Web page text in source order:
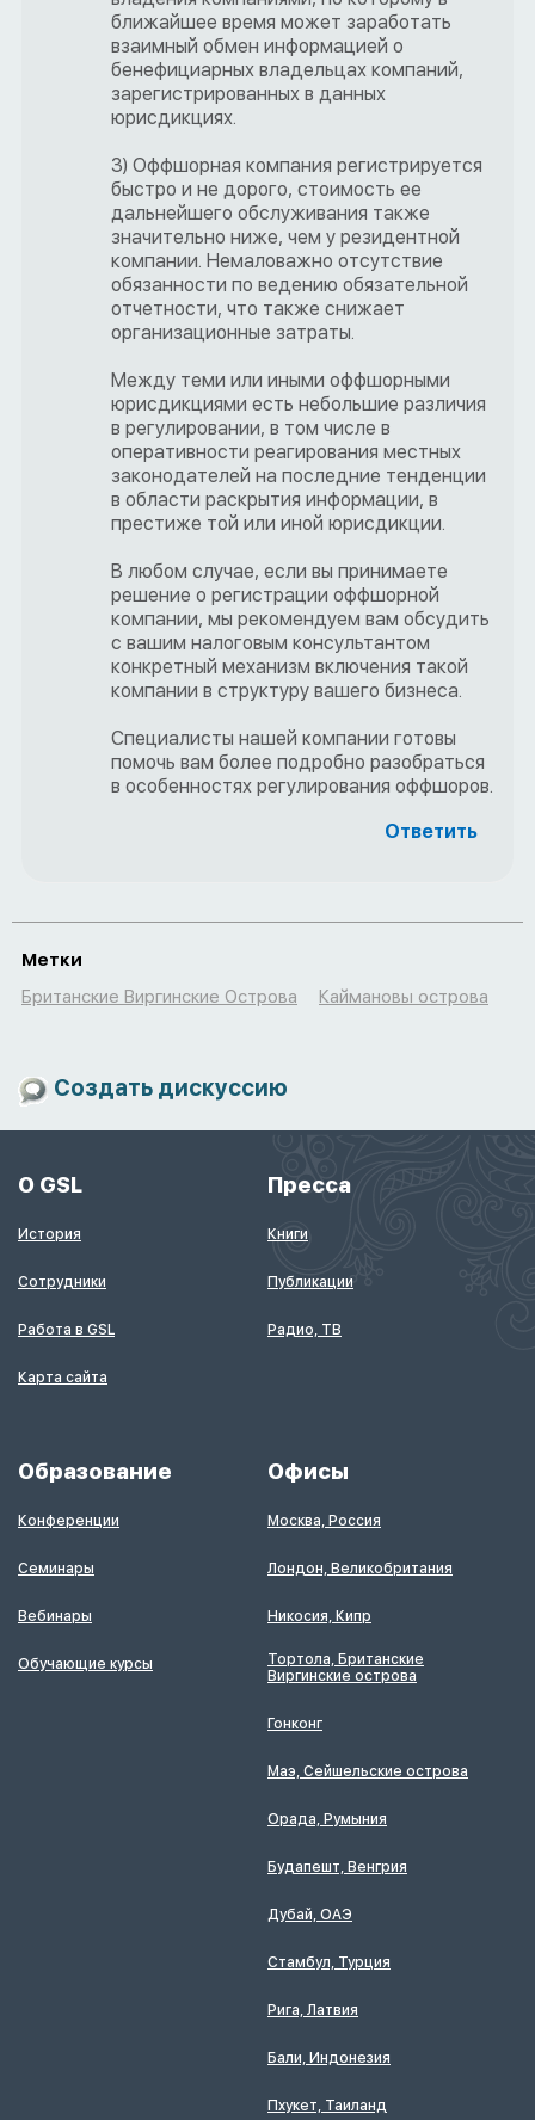
ближайшее время может заработать
взаимный обмен информацией о
бенефициарных владельцах компаний,
зарегистрированных в данных
юрисдикциях.
3) Оффшорная компания регистрируется
быстро и не дорого, стоимость ее
дальнейшего обслуживания также
значительно ниже, чем у резидентной
компании. Немаловажно отсутствие
обязанности по ведению обязательной
отчетности, что также снижает
организационные затраты.
Между теми или иными оффшорными
юрисдикциями есть небольшие различия
в регулировании, в том числе в
оперативности реагирования местных
законодателей на последние тенденции
в области раскрытия информации, в
престиже той или иной юрисдикции.
В любом случае, если вы принимаете
решение о регистрации оффшорной
компании, мы рекомендуем вам обсудить
с вашим налоговым консультантом
конкретный механизм включения такой
компании в структуру вашего бизнеса.
Специалисты нашей компании готовы
помочь вам более подробно разобраться
в особенностях регулирования оффшоров.
Ответить
Метки
Британские Виргинские Острова
Каймановы острова
Создать дискуссию
О GSL
История
Сотрудники
Работа в GSL
Карта сайта
Пресса
Книги
Публикации
Радио, ТВ
Образование
Конференции
Семинары
Вебинары
Обучающие курсы
Офисы
Москва, Россия
Лондон, Великобритания
Никосия, Кипр
Тортола, Британские
Виргинские острова
Гонконг
Маэ, Сейшельские острова
Орада, Румыния
Будапешт, Венгрия
Дубай, ОАЭ
Стамбул, Турция
Рига, Латвия
Бали, Индонезия
Пхукет, Таиланд